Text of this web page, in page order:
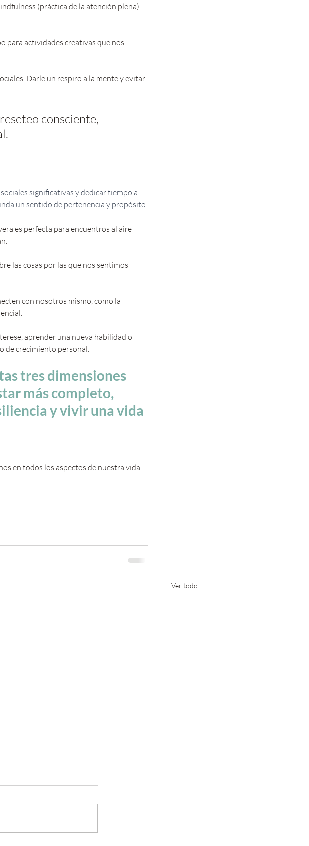
(práctica de la atención plena)
para actividades creativas que nos
Darle un respiro a la mente y evitar
consciente,
significativas y dedicar tiempo a
un sentido de pertenencia y propósito
es perfecta para encuentros al aire
las cosas por las que nos sentimos
con nosotros mismo, como la
aprender una nueva habilidad o
de crecimiento personal.
tres dimensiones
más completo,
y vivir una vida
en todos los aspectos de nuestra vida.
Ver todo